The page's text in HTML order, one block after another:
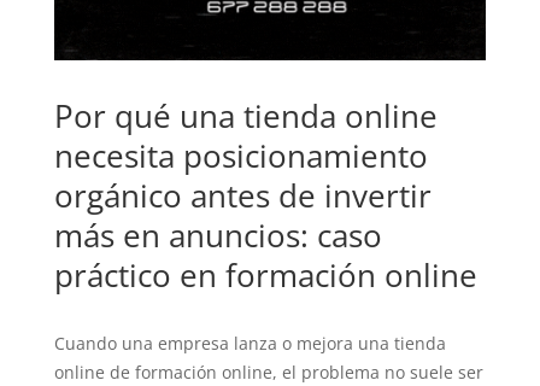
Por qué una tienda online
necesita posicionamiento
orgánico antes de invertir
más en anuncios: caso
práctico en formación online
Cuando una empresa lanza o mejora una tienda
online de formación online, el problema no suele ser